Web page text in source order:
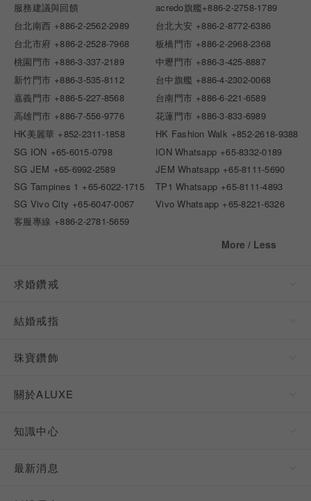
服務建議與回饋 acredo旗艦+886-2-2758-1789
台北南西 +886-2-2562-2989 台北大安 +886-2-8772-6386
台北市府 +886-2-2528-7968 板橋門市 +886-2-2968-2368
桃園門市 +886-3-337-2189 中壢門市 +886-3-425-8887
新竹門市 +886-3-535-8112 台中旗艦 +886-4-2302-0068
嘉義門市 +886-5-227-8568 台南門市 +886-6-221-6589
高雄門市 +886-7-556-9776 花蓮門市 +886-3-833-6989
HK美麗華 +852-2311-1858 HK Fashion Walk +852-2618-9388
SG ION +65-6015-0798 ION Whatsapp +65-8332-0189
SG JEM +65-6992-2589 JEM Whatsapp +65-8111-5690
SG Tampines 1 +65-6022-1715 TP1 Whatsapp +65-8111-4893
SG Vivo City +65-6047-0067 Vivo Whatsapp +65-8221-6326
客服專線 +886-2-2781-5659
More / Less
求婚鑽戒
結婚戒指
珠寶鑽飾
關於ALUXE
知識中心
最新消息